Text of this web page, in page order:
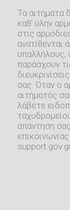
Τα αιτήματα
καθ' ύλην
στις
ανατίθενται
υπαλλήλους,
παράσχουν
σας. Όταν ο
αιτήματός
λάβετε
απάντηση